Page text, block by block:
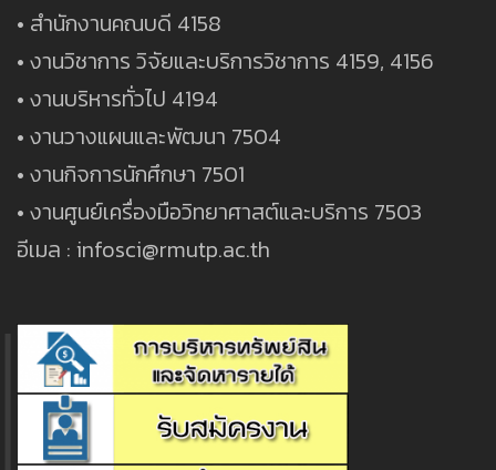
• สำนักงานคณบดี 4158
• งานวิชาการ วิจัยและบริการวิชาการ 4159, 4156
• งานบริหารทั่วไป 4194
• งานวางแผนและพัฒนา 7504
• งานกิจการนักศึกษา 7501
• งานศูนย์เครื่องมือวิทยาศาสต์และบริการ 7503
อีเมล : infosci@rmutp.ac.th